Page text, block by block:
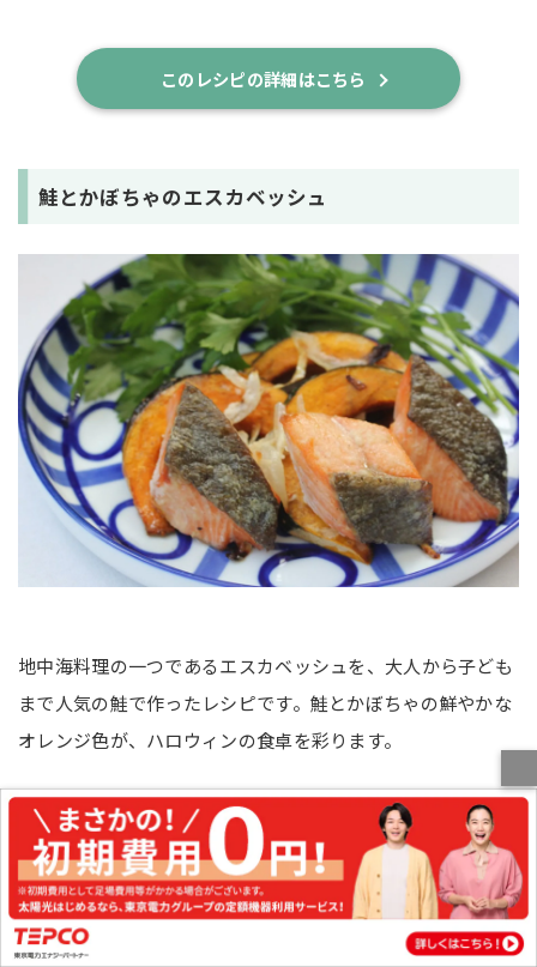
このレシピの詳細はこちら
鮭とかぼちゃのエスカベッシュ
地中海料理の一つであるエスカベッシュを、大人から子ども
まで人気の鮭で作ったレシピです。鮭とかぼちゃの鮮やかな
オレンジ色が、ハロウィンの食卓を彩ります。
材料（2人分）
鮭：2切れ（1切れ100g程度）
玉ねぎ：1/4個